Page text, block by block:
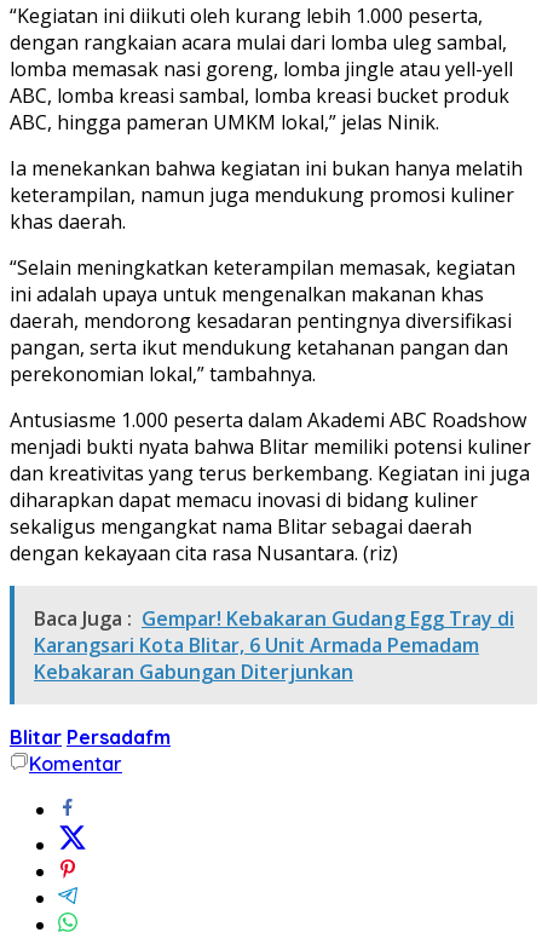
“Kegiatan ini diikuti oleh kurang lebih 1.000 peserta,
dengan rangkaian acara mulai dari lomba uleg sambal,
lomba memasak nasi goreng, lomba jingle atau yell-yell
ABC, lomba kreasi sambal, lomba kreasi bucket produk
ABC, hingga pameran UMKM lokal,” jelas Ninik.
Ia menekankan bahwa kegiatan ini bukan hanya melatih
keterampilan, namun juga mendukung promosi kuliner
khas daerah.
“Selain meningkatkan keterampilan memasak, kegiatan
ini adalah upaya untuk mengenalkan makanan khas
daerah, mendorong kesadaran pentingnya diversifikasi
pangan, serta ikut mendukung ketahanan pangan dan
perekonomian lokal,” tambahnya.
Antusiasme 1.000 peserta dalam Akademi ABC Roadshow
menjadi bukti nyata bahwa Blitar memiliki potensi kuliner
dan kreativitas yang terus berkembang. Kegiatan ini juga
diharapkan dapat memacu inovasi di bidang kuliner
sekaligus mengangkat nama Blitar sebagai daerah
dengan kekayaan cita rasa Nusantara. (riz)
Baca Juga : Gempar! Kebakaran Gudang Egg Tray di
Karangsari Kota Blitar, 6 Unit Armada Pemadam
Kebakaran Gabungan Diterjunkan
Blitar Persadafm
Komentar